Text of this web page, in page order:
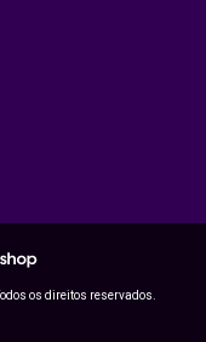
os direitos reservados.